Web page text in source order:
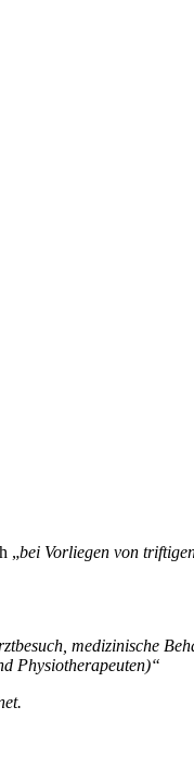
„bei Vorliegen von
medizinische
Physiotherapeuten)“